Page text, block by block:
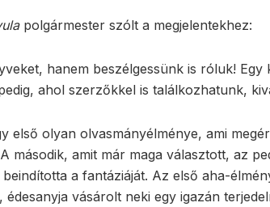
polgármester szólt a megjelentekhez:
hanem beszélgessünk is róluk!
ahol szerzőkkel is találkozhatunk,
első olyan olvasmányélménye, ami
második, amit már maga választott, az
a fantáziáját. Az első aha-
édesanyja vásárolt neki egy igazán